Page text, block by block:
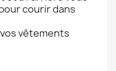
courir dans
vêtements